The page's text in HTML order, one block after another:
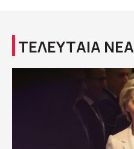
ΤΕΛΕΥΤΑΙΑ ΝΕΑ